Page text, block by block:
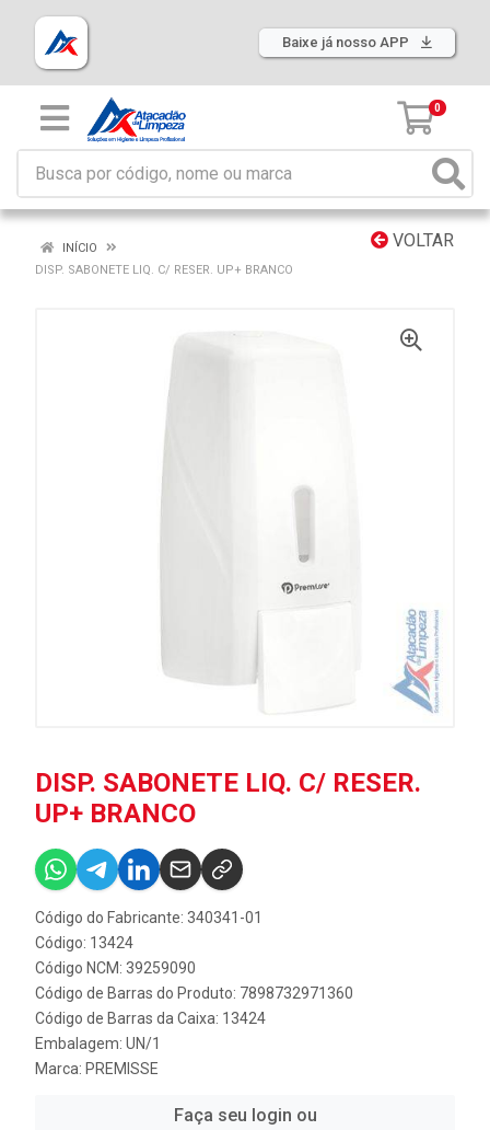
Baixe já nosso APP
0
VOLTAR
INÍCIO
DISP. SABONETE LIQ. C/ RESER. UP+ BRANCO
DISP. SABONETE LIQ. C/ RESER.
UP+ BRANCO
Código do Fabricante: 340341-01
Código: 13424
Código NCM: 39259090
Código de Barras do Produto: 7898732971360
Código de Barras da Caixa: 13424
Embalagem: UN/1
Marca: PREMISSE
Faça seu login ou